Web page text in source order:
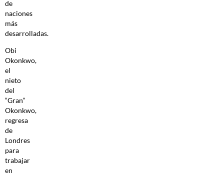
de
naciones
más
desarrolladas.
Obi
Okonkwo,
el
nieto
del
“Gran”
Okonkwo,
regresa
de
Londres
para
trabajar
en